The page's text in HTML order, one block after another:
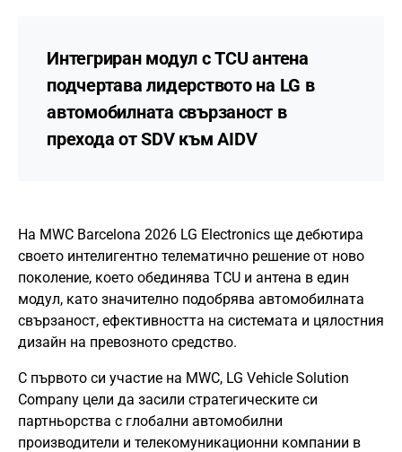
Интегриран модул с TCU антена
подчертава лидерството на LG в
автомобилната свързаност в
прехода от SDV към AIDV
На MWC Barcelona 2026 LG Electronics ще дебютира
своето интелигентно телематично решение от ново
поколение, което обединява TCU и антена в един
модул, като значително подобрява автомобилната
свързаност, ефективността на системата и цялостния
дизайн на превозното средство.
С първото си участие на MWC, LG Vehicle Solution
Company цели да засили стратегическите си
партньорства с глобални автомобилни
производители и телекомуникационни компании в